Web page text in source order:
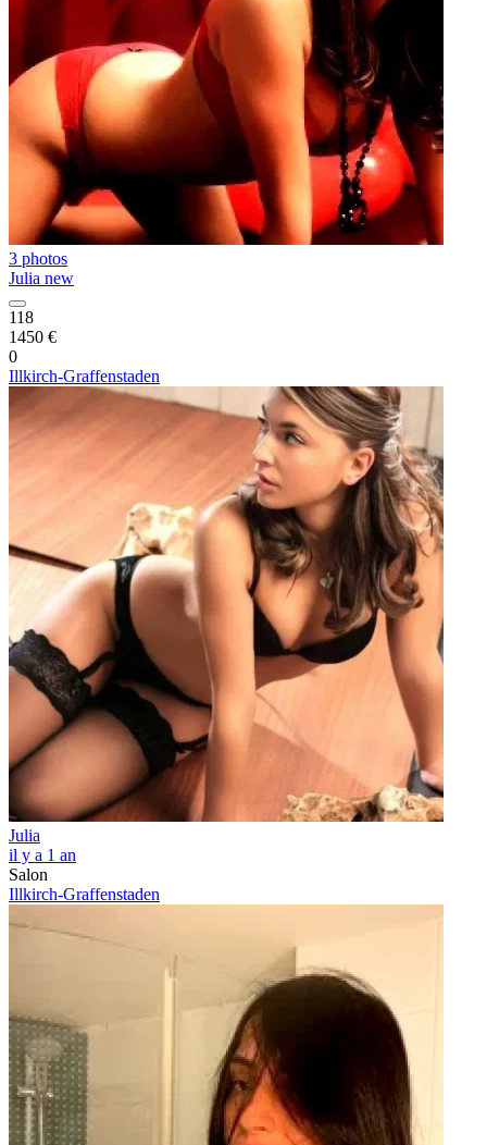
3 photos
Julia new
118
1450 €
0
Illkirch-Graffenstaden
Julia
il y a 1 an
Salon
Illkirch-Graffenstaden